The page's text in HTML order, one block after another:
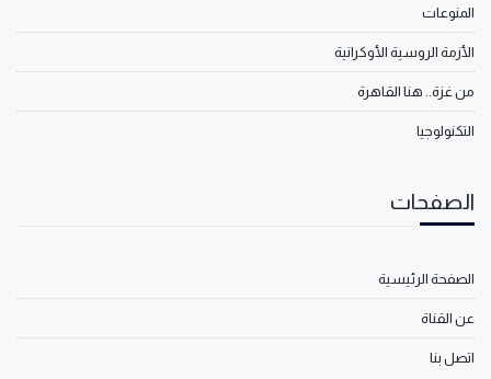
المنوعات
الأزمة الروسية الأوكرانية
من غزة.. هنا القاهرة
التكنولوجيا
الصفحات
الصفحة الرئيسية
عن القناة
اتصل بنا